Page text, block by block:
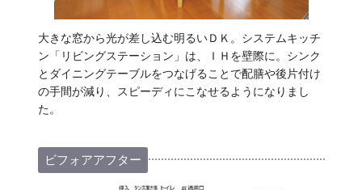
大きな窓から光が差し込む明るいＤＫ。システムキッチ
ン「リビングステーション」は、ＩＨを壁際に。シンク
とダイニングテーブルをつなげることで配膳や後片付け
の手間が減り、スピーディにこなせるようになりまし
た。
ビフォアアフター